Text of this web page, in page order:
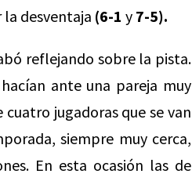
desventaja (6-1 y 7-5).
reflejando sobre la pista.
ante una pareja muy
jugadoras que se van
siempre muy cerca,
En esta ocasión las de